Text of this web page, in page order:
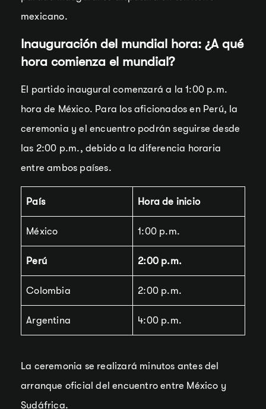
mexicano.
Inauguración del mundial hora: ¿A qué
hora comienza el mundial?
El partido inaugural comenzará a la 1:00 p.m.
hora de México. Para los aficionados en Perú, la
ceremonia y el encuentro podrán seguirse desde
las 2:00 p.m., debido a la diferencia horaria
entre ambos países.
País Hora de inicio
México 1:00 p.m.
Perú 2:00 p.m.
Colombia 2:00 p.m.
Argentina 4:00 p.m.
La ceremonia se realizará minutos antes del
arranque oficial del encuentro entre México y
Sudáfrica.